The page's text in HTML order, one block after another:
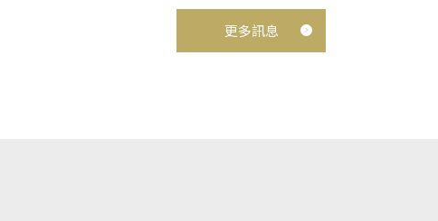
更多訊息